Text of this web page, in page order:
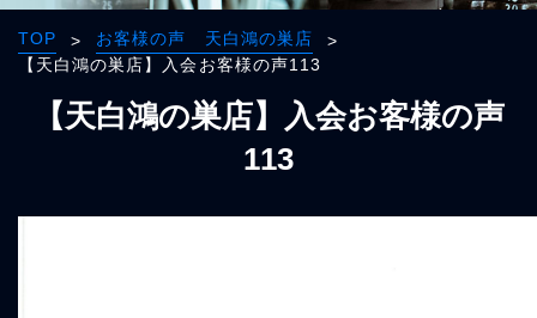
TOP > お客様の声 天白鴻の巣店
>
【天白鴻の巣店】入会お客様の声113
【天白鴻の巣店】入会お客様の声
113